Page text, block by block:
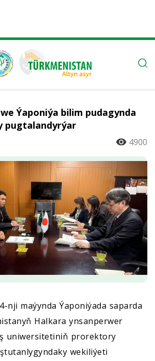
Ýaponiýa bilim pudagynda
pugtalandyrýar
4900
nji maýynda Ýaponiýada saparda
Halkara ynsanperwer
uniwersitetiniň prorektory
wekiliýeti